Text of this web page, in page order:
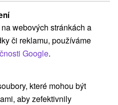
pobyty(2)
pro seniory
termín
webových stránkách a
či reklamu, používáme
Google.
které mohou být
aby zefektivnily